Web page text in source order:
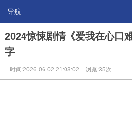
导航
2024惊悚剧情《爱我在心口
字
时间:2026-06-02 21:03:02 浏览:35次